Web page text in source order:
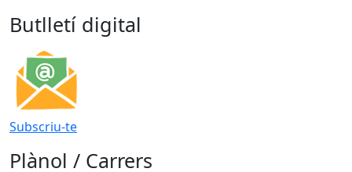
Butlletí digital
Subscriu-te
Plànol / Carrers